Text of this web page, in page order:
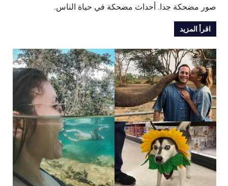
صور مضحكة جدا. أحداث مضحكة في حياة الناس.
اقرأ المزيد